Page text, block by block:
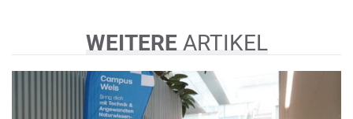
WEITEREARTIKEL